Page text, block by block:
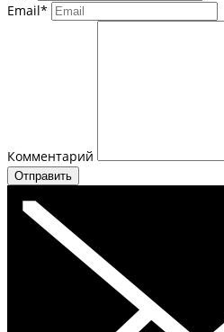
Email*
Комментарий
Отправить